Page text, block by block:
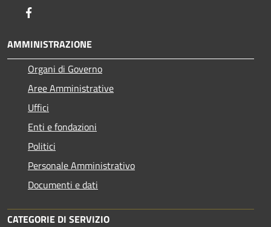
AMMINISTRAZIONE
Organi di Governo
Aree Amministrative
Uffici
Enti e fondazioni
Politici
Personale Amministrativo
Documenti e dati
CATEGORIE DI SERVIZIO